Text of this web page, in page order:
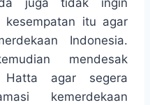
juga tidak ingin
kesempatan itu agar
Indonesia.
mendesak
agar segera
kemerdekaan